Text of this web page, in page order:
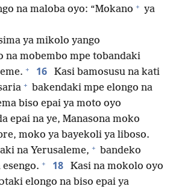
na maloba oyo: “Mokano + ya
ya mikolo yango
na mobembo mpe tobandaki
+ 16
Kasi bamosusu na kati
+ bakendaki mpe elongo na
biso epai ya moto oyo
epai na ye, Manasona moko
moko ya bayekoli ya liboso.
na Yerusaleme, + bandeko
+ 18
Kasi na mokolo oyo
elongo na biso epai ya